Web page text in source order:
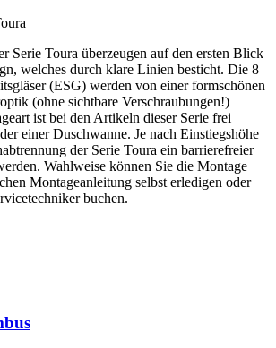
Serie Toura überzeugen auf den ersten Blick
welches durch klare Linien besticht. Die 8
(ESG) werden von einer formschönen
(ohne sichtbare Verschraubungen!)
ist bei den Artikeln dieser Serie frei
einer Duschwanne. Je nach Einstiegshöhe
der Serie Toura ein barrierefreier
Wahlweise können Sie die Montage
Montageanleitung selbst erledigen oder
buchen.